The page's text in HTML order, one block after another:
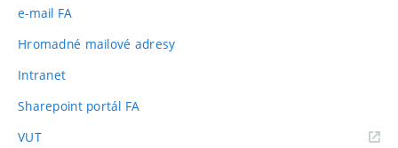
e-mail FA
Hromadné mailové adresy
Intranet
Sharepoint portál FA
VUT(externí